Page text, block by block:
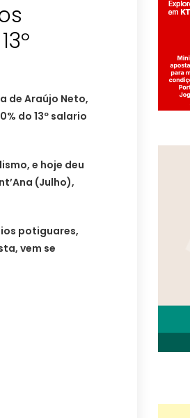
de Araújo Neto,
do 13º salario
e hoje deu
(Julho),
potiguares,
vem se